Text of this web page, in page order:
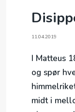
HELAFTEN
11.04.2019
I Matteus
og spør
midt i